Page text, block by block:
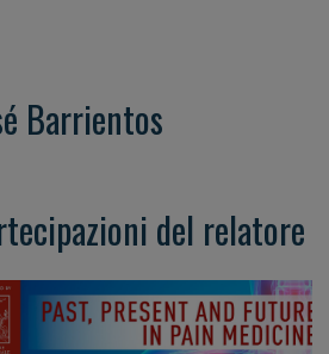
Barrientos
del relatore